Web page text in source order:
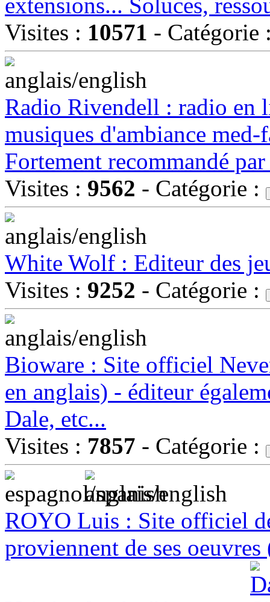
Visites : 10571 -
Radio Rivendell : radio en
musiques d'ambiance
Fortement recommandé
Visites : 9562 - Catégorie :
White Wolf : Editeur des
Visites : 9252 - Catégorie :
Bioware : Site officiel
en anglais) - éditeur
Dale, etc...
Visites : 7857 - Catégorie :
ROYO Luis : Site officiel
proviennent de ses